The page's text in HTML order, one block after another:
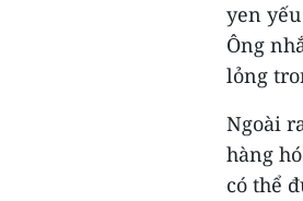
yen
Ông
lỏng
Ngoài
hàng
có thể